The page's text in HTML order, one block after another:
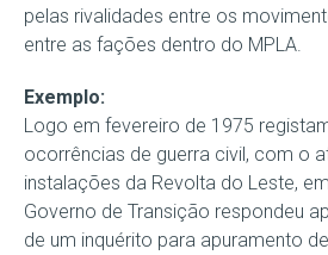
pelas rivalidades entre os
entre as fações dentro do MPLA.
Exemplo:
Logo em fevereiro de 1975
ocorrências de guerra civil, com o
instalações da Revolta do Leste,
Governo de Transição respondeu
de um inquérito para apuramento